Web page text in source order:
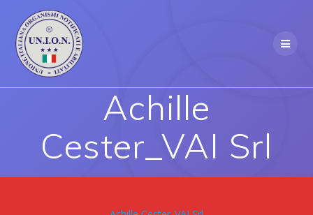
Achille
Cester_VAI Srl